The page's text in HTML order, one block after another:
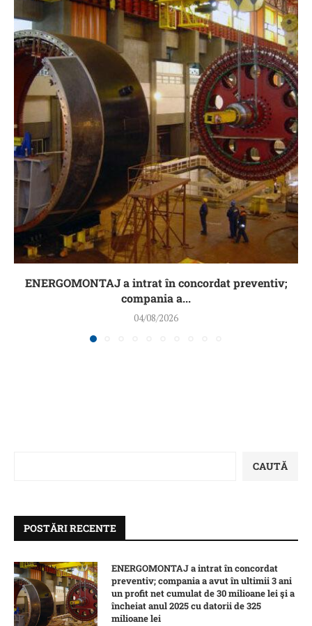
ENERGOMONTAJ a intrat în concordat preventiv;
compania a...
04/08/2026
CAUTĂ
POSTĂRI RECENTE
ENERGOMONTAJ a intrat în concordat
preventiv; compania a avut în ultimii 3 ani
un profit net cumulat de 30 milioane lei şi a
încheiat anul 2025 cu datorii de 325
milioane lei